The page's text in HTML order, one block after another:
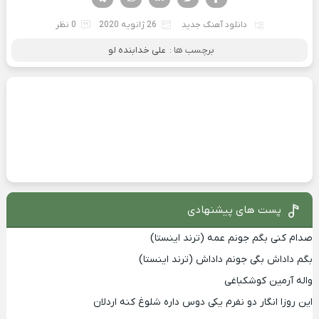
دانلود آهنگ جدید 26 ژانویه 2020 0 نظر
برچسب ها : علی خدابنده لو
پست های پیشنهادی
صدام کنی بگم جونم عمه (ترند اینستا)
بگم داداش بگی جونم داداش (ترند اینستا)
واله آرمین کوشکباغی
این روزا انگار دو نفرم یکی دوس داره شلوغ کنه اردلان